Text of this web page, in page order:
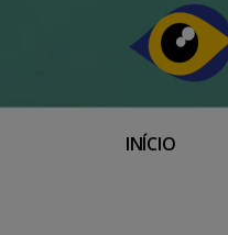
INÍCIO